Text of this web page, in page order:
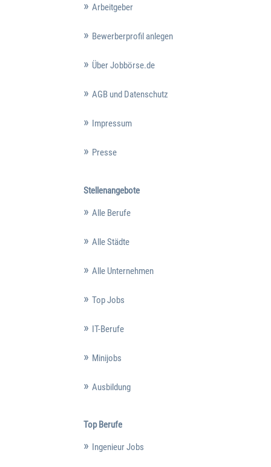
Arbeitgeber
Bewerberprofil anlegen
Über Jobbörse.de
AGB und Datenschutz
Impressum
Presse
Stellenangebote
Alle Berufe
Alle Städte
Alle Unternehmen
Top Jobs
IT-Berufe
Minijobs
Ausbildung
Top Berufe
Ingenieur Jobs